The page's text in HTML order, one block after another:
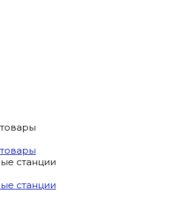
станции
станции